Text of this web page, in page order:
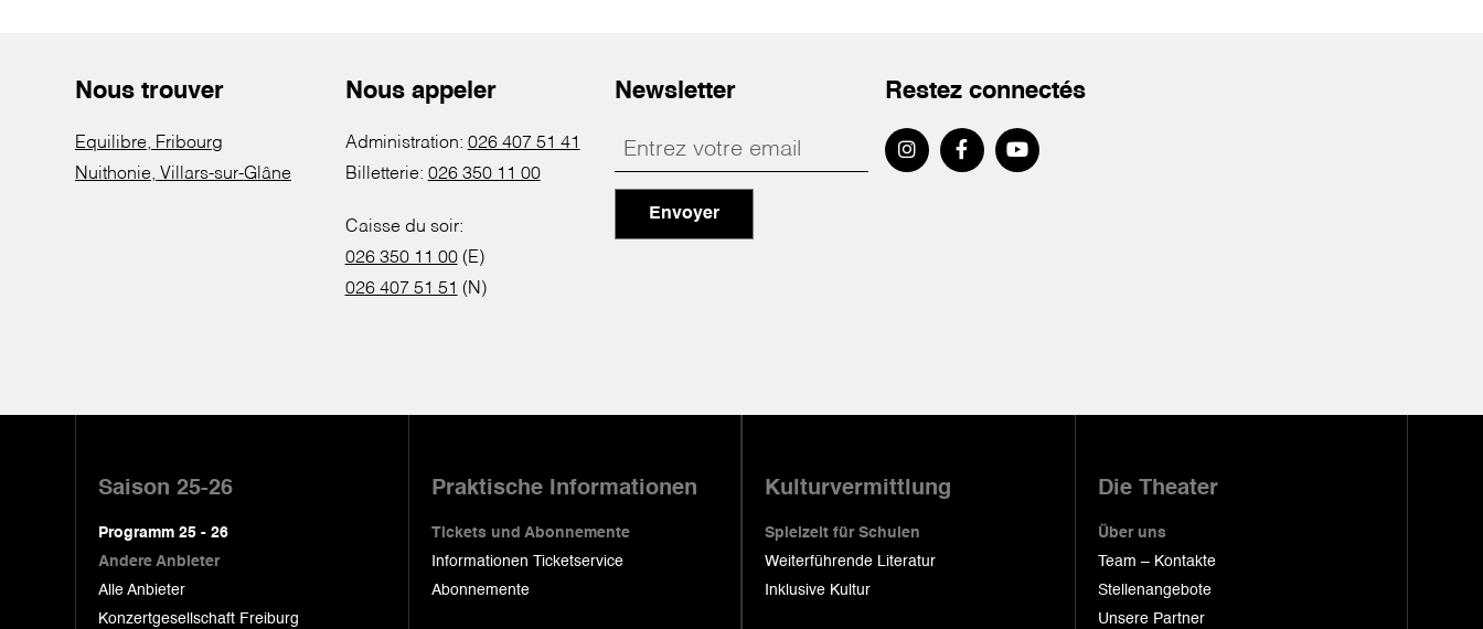
Nous trouver
Equilibre, Fribourg
Nuithonie, Villars-sur-Glâne
Nous appeler
Administration: 026 407 51 41
Billetterie: 026 350 11 00
Caisse du soir:
026 350 11 00(E)
026 407 51 51 (N)
Newsletter
Envoyer
Restez connectés
Saison 25-26
Programm 25 - 26
Andere Anbieter
Alle Anbieter
Konzertgesellschaft Freiburg
Praktische Informationen
Tickets und Abonnemente
Informationen Ticketservice
Abonnemente
Kulturvermittlung
Spielzeit für Schulen
Weiterführende Literatur
Inklusive Kultur
Die Theater
Über uns
Team – Kontakte
Stellenangebote
Unsere Partner